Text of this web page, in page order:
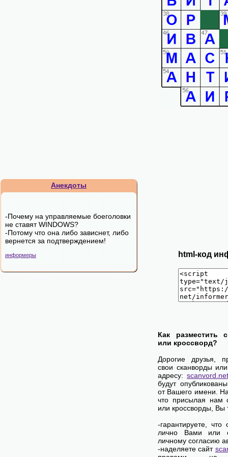
Анекдоты
-Почему на управляемые боеголовки
не ставят WINDOWS?
-Потому что она либо зависнет, либо
вернется за подтверждением!
информеры html-код
Как разместить
или кроссворд?
Дорогие друзья,
свои сканворды
адресу:
будут
от Вашего имени.
что присылая нам
или кроссворды,
-гарантируете, что
лично Вами или
личному согласию
-наделяете сайт